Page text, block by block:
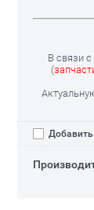
В связи
(